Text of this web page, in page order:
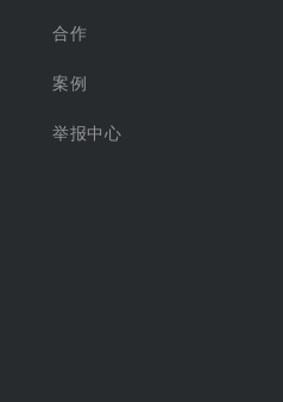
合作
案例
举报中心